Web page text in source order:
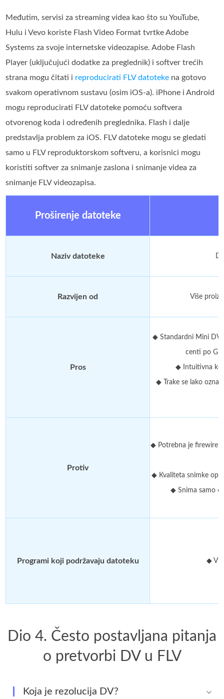
Međutim, servisi za streaming videa kao što su YouTube,
Hulu i Vevo koriste Flash Video Format tvrtke Adobe
Systems za svoje internetske videozapise. Adobe Flash
Player (uključujući dodatke za preglednik) i softver trećih
strana mogu čitati i reproducirati FLV datoteke na gotovo
svakom operativnom sustavu (osim iOS-a). iPhone i Android
mogu reproducirati FLV datoteke pomoću softvera
otvorenog koda i određenih preglednika. Flash i dalje
predstavlja problem za iOS. FLV datoteke mogu se gledati
samo u FLV reproduktorskom softveru, a korisnici mogu
koristiti softver za snimanje zaslona i snimanje videa za
snimanje FLV videozapisa.
Proširenje datoteke
Naziv datoteke
Razvijen od Više
Pros
◆ Standardni Mini DV
centi po GB
◆ Intuitivna
◆ Trake se lako
Protiv
◆ Potrebna je firewire
◆ Kvaliteta snimke
◆ Snima samo
Programi koji podržavaju datoteku ◆
Dio 4. Često postavljana pitanja
o pretvorbi DV u FLV
Koja je rezolucija DV?